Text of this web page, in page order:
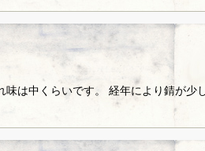
は中くらいです。 経年により錆が